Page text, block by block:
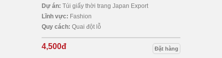
Dự án: Túi giấy thời trang Japan Export
Lĩnh vực: Fashion
Quy cách: Quai đột lỗ
4,500đ Đặt hàng